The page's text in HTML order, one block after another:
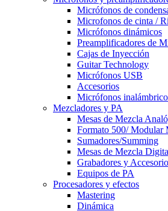
Micrófonos de
Microfonos de cinta /
Micrófonos dinámicos
Preamplificadores de
Cajas de Inyección
Guitar Technology
Micrófonos USB
Accesorios
Micrófonos
Mezcladores y PA
Mesas de Mezcla
Formato 500/ Modular
Sumadores/Summing
Mesas de Mezcla
Grabadores y
Equipos de PA
Procesadores y efectos
Mastering
Dinámica